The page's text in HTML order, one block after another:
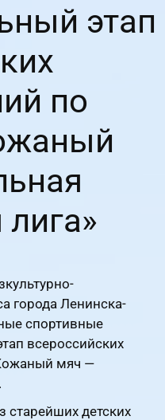
этап
по
города Ленинска-
спортивные
всероссийских
мяч —
старейших детских